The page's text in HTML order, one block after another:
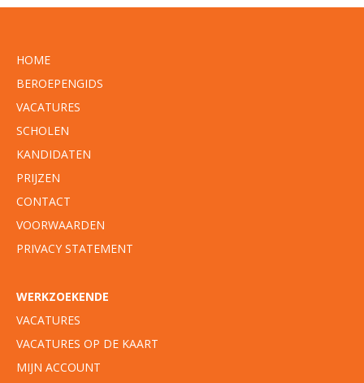
HOME
BEROEPENGIDS
VACATURES
SCHOLEN
KANDIDATEN
PRIJZEN
CONTACT
VOORWAARDEN
PRIVACY STATEMENT
WERKZOEKENDE
VACATURES
VACATURES OP DE KAART
MIJN ACCOUNT